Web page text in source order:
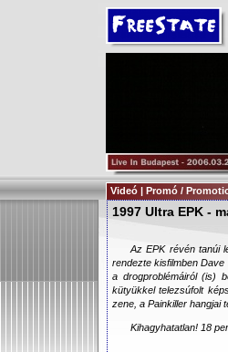
Videó | Promó /
1997 Ultra EPK -
Az EPK révén tanúi
rendezte kisfilmben
a drogproblémáiról (is)
kütyükkel telezsúfolt
zene, a Painkiller hangjai
Kihagyhatatlan! 18